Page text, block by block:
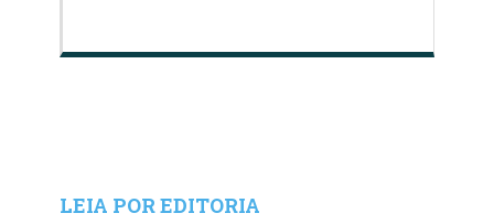
LEIA POR EDITORIA